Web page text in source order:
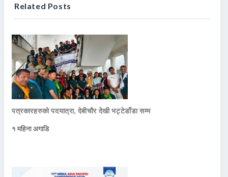
Related Posts
पत्रकारहरुको पदयात्रा, देबीचौर देखी भट्टेडाँडा सम्म
१ महिना अगाडि